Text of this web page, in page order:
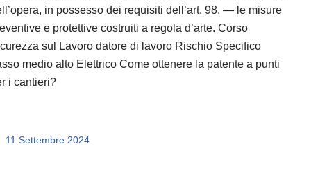
in possesso dei requisiti dell’art. 98. — le misure
e protettive costruiti a regola d’arte. Corso
sul Lavoro datore di lavoro Rischio Specifico
medio alto Elettrico Come ottenere la patente a punti
i cantieri?
11 Settembre 2024